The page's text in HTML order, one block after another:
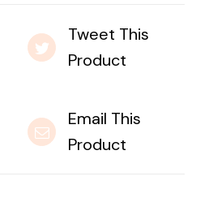
Tweet This
Product
Email This
Product